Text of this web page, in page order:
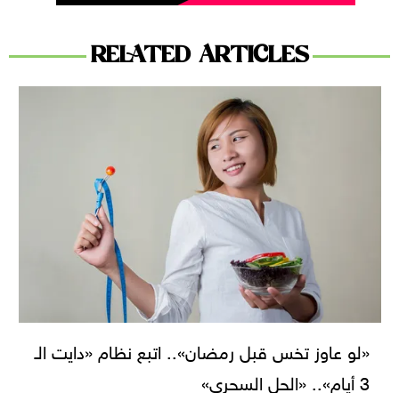
RELATED ARTICLES
«لو عاوز تخس قبل رمضان».. اتبع نظام «دايت الـ
3 أيام».. «الحل السحري»